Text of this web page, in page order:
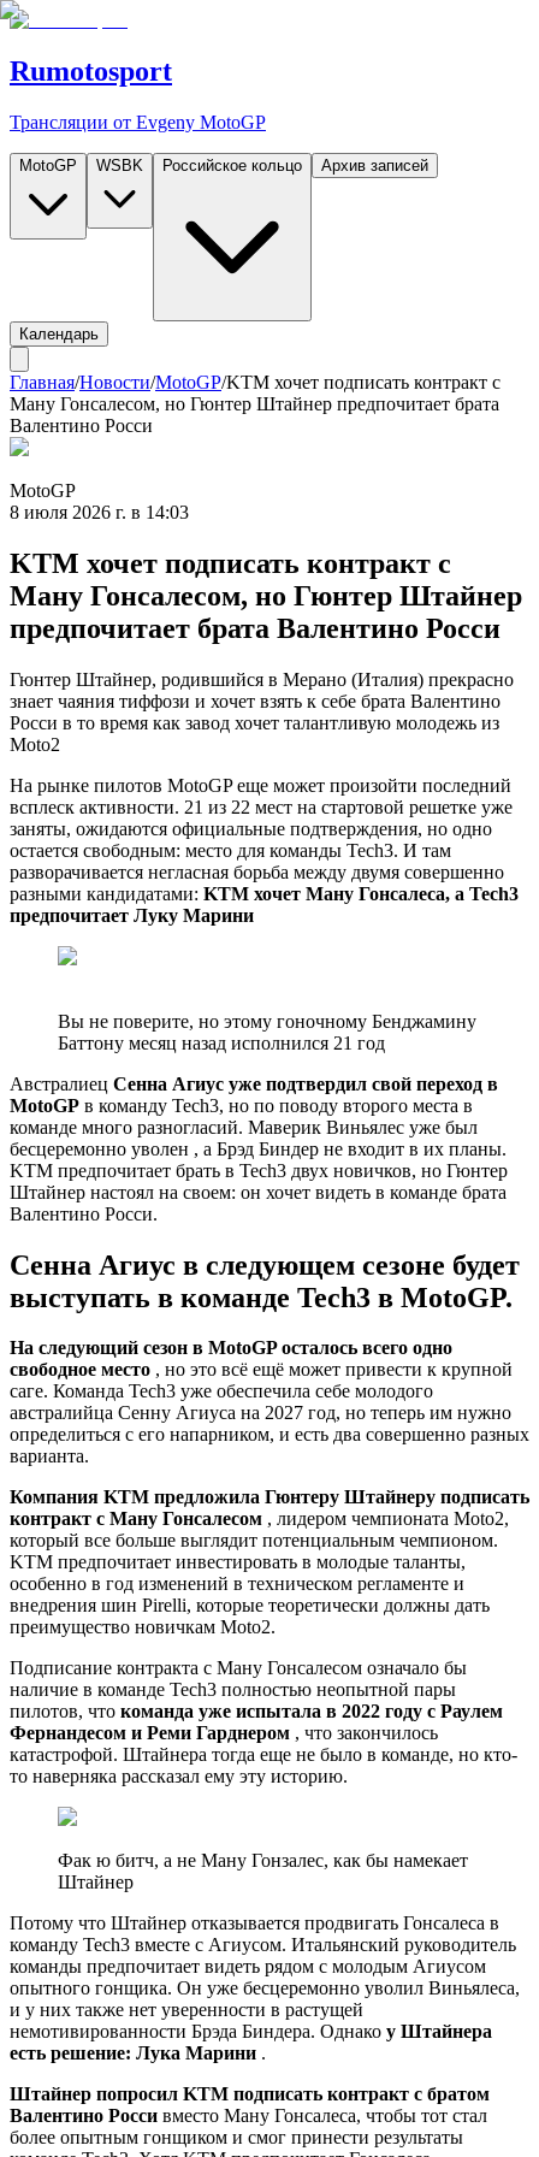
Rumotosport
Трансляции от Evgeny MotoGP
MotoGP WSBK Российское кольцо Архив записей
Календарь
Главная/Новости/MotoGP/KTM хочет подписать контракт с
Ману Гонсалесом, но Гюнтер Штайнер предпочитает брата
Валентино Росси
MotoGP
8 июля 2026 г. в 14:03
KTM хочет подписать контракт с
Ману Гонсалесом, но Гюнтер Штайнер
предпочитает брата Валентино Росси
Гюнтер Штайнер, родившийся в Мерано (Италия) прекрасно
знает чаяния тиффози и хочет взять к себе брата Валентино
Росси в то время как завод хочет талантливую молодежь из
Moto2
На рынке пилотов MotoGP еще может произойти последний
всплеск активности. 21 из 22 мест на стартовой решетке уже
заняты, ожидаются официальные подтверждения, но одно
остается свободным: место для команды Tech3. И там
разворачивается негласная борьба между двумя совершенно
разными кандидатами: KTM хочет Ману Гонсалеса, а Tech3
предпочитает Луку Марини
Вы не поверите, но этому гоночному Бенджамину
Баттону месяц назад исполнился 21 год
Австралиец Сенна Агиус уже подтвердил свой переход в
MotoGP в команду Tech3, но по поводу второго места в
команде много разногласий. Маверик Виньялес уже был
бесцеремонно уволен , а Брэд Биндер не входит в их планы.
KTM предпочитает брать в Tech3 двух новичков, но Гюнтер
Штайнер настоял на своем: он хочет видеть в команде брата
Валентино Росси.
Сенна Агиус в следующем сезоне будет
выступать в команде Tech3 в MotoGP.
На следующий сезон в MotoGP осталось всего одно
свободное место , но это всё ещё может привести к крупной
саге. Команда Tech3 уже обеспечила себе молодого
австралийца Сенну Агиуса на 2027 год, но теперь им нужно
определиться с его напарником, и есть два совершенно разных
варианта.
Компания KTM предложила Гюнтеру Штайнеру подписать
контракт с Ману Гонсалесом , лидером чемпионата Moto2,
который все больше выглядит потенциальным чемпионом.
KTM предпочитает инвестировать в молодые таланты,
особенно в год изменений в техническом регламенте и
внедрения шин Pirelli, которые теоретически должны дать
преимущество новичкам Moto2.
Подписание контракта с Ману Гонсалесом означало бы
наличие в команде Tech3 полностью неопытной пары
пилотов, что команда уже испытала в 2022 году с Раулем
Фернандесом и Реми Гарднером , что закончилось
катастрофой. Штайнера тогда еще не было в команде, но кто-
то наверняка рассказал ему эту историю.
Фак ю битч, а не Ману Гонзалес, как бы намекает
Штайнер
Потому что Штайнер отказывается продвигать Гонсалеса в
команду Tech3 вместе с Агиусом. Итальянский руководитель
команды предпочитает видеть рядом с молодым Агиусом
опытного гонщика. Он уже бесцеремонно уволил Виньялеса,
и у них также нет уверенности в растущей
немотивированности Брэда Биндера. Однако у Штайнера
есть решение: Лука Марини .
Штайнер попросил KTM подписать контракт с братом
Валентино Росси вместо Ману Гонсалеса, чтобы тот стал
более опытным гонщиком и смог принести результаты